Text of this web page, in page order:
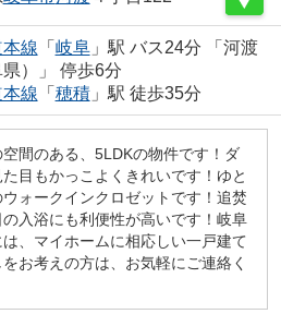
線 「 岐阜」駅 バス24分 「河渡
県）」 停歩6分
線 「 穂積」駅 徒歩35分
間のある、5LDKの物件です！ダ
目もかっこよくきれいです！ゆと
ォークインクロゼットです！追焚
入浴にも利便性が高いです！岐阜
、マイホームに相応しい一戸建て
お考えの方は、お気軽にご連絡く